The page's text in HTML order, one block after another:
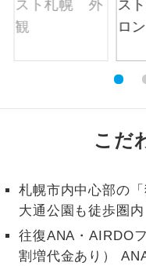
こだ
札幌市内中心部の
大通公園も徒歩圏内
往復ANA・AIRDO
割増代金あり）
ご
す
全
く
お部屋食
トラベルイヤ
ホン
周
て、ご旅行の契
ウェブ限定コー